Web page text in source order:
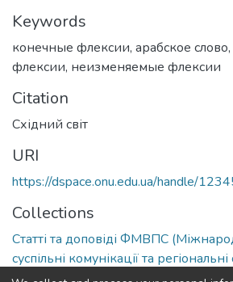
Keywords
конечные флексии, арабское слово,
флексии, неизменяемые флексии
Citation
Східний світ
URI
https://dspace.onu.edu.ua/handle/
Collections
Статті та доповіді ФМВПС
суспільні комунікації та регіональні